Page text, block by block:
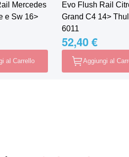
Mercedes
e Sw 16>
al Carrello
Evo Flush Rail
Grand C4 14>
6011
52,40 €
Aggiungi al